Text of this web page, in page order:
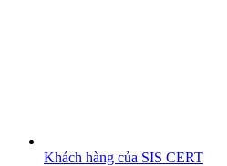
Khách hàng của SIS CERT